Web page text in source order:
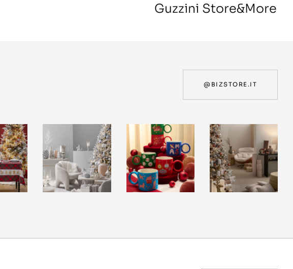
Guzzini Store&More
@BIZSTORE.IT